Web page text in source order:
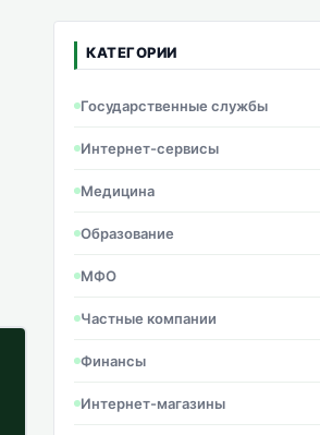
КАТЕГОРИИ
Государственные службы
Интернет-сервисы
Медицина
Образование
МФО
Частные компании
Финансы
Интернет-магазины